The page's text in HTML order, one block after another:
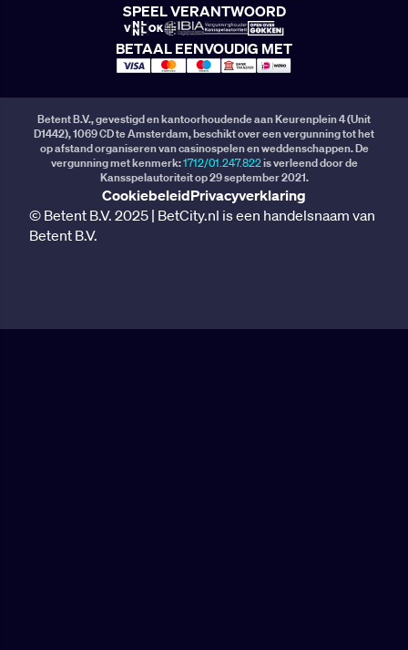
SPEEL VERANTWOORD
BETAAL EENVOUDIG MET
Betent B.V., gevestigd en kantoorhoudende aan Keurenplein 4 (Unit
D1442), 1069 CD te Amsterdam, beschikt over een vergunning tot het
op afstand organiseren van casinospelen en weddenschappen. De
vergunning met kenmerk:1712/01.247.822is verleend door de
Kansspelautoriteit op 29 september 2021.
CookiebeleidPrivacyverklaring
© Betent B.V. 2025 | BetCity.nl is een handelsnaam van
Betent B.V.